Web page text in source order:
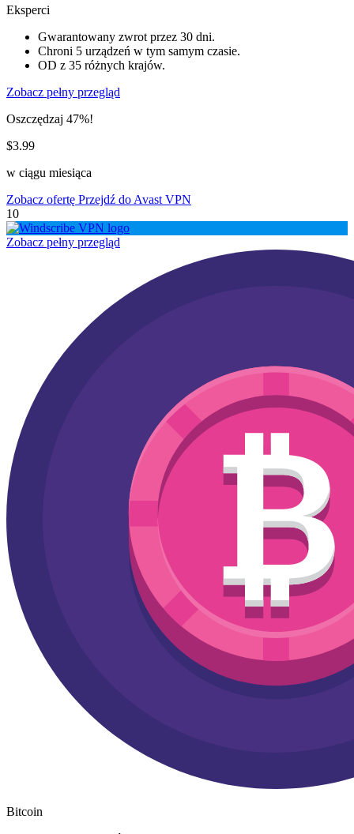
Eksperci
Gwarantowany zwrot przez 30 dni.
Chroni 5 urządzeń w tym samym czasie.
OD z 35 różnych krajów.
Zobacz pełny przegląd
Oszczędzaj 47%!
$3.99
w ciągu miesiąca
Zobacz ofertę Przejdź do Avast VPN
10
Zobacz pełny przegląd
Bitcoin